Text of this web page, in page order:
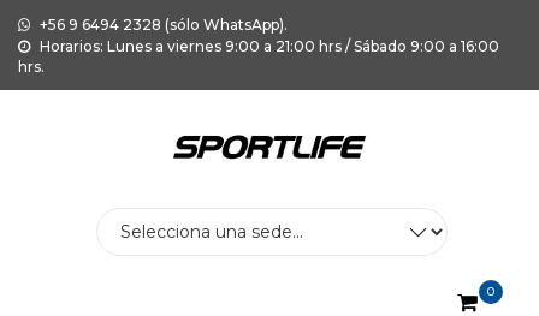
+56 9 6494 2328 (sólo WhatsApp).
Horarios: Lunes a viernes 9:00 a 21:00 hrs / Sábado 9:00 a 16:00
hrs.
0